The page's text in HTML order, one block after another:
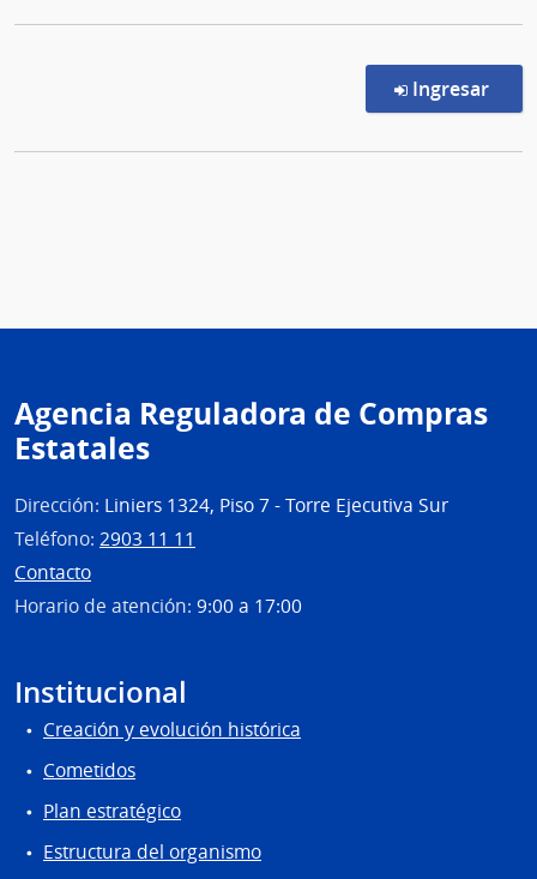
Ingresar
Agencia Reguladora de Compras
Estatales
Dirección: Liniers 1324, Piso 7 - Torre Ejecutiva Sur
Teléfono: 2903 11 11
Contacto
Horario de atención: 9:00 a 17:00
Institucional
Creación y evolución histórica
Cometidos
Plan estratégico
Estructura del organismo